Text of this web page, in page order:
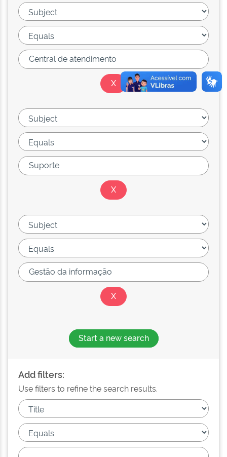
Start a new search
Add filters:
Use filters to refine the search results.